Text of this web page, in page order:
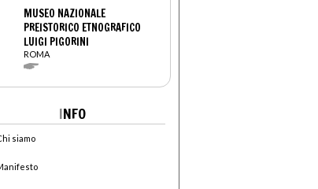
MUSEO NAZIONALE
PREISTORICO ETNOGRAFICO
LUIGI PIGORINI
ROMA
INFO
siamo